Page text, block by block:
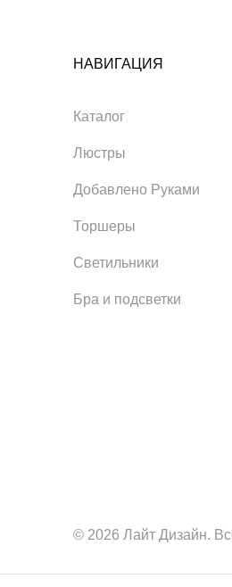
НАВИГАЦИЯ
Каталог
Люстры
Добавлено Руками
Торшеры
Светильники
Бра и подсветки
© 2026 Лайт Дизайн.